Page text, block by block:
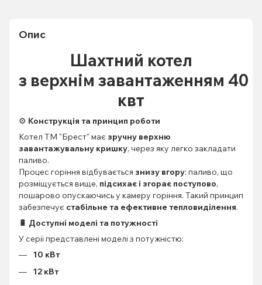
Опис
Шахтний котел
з верхнім завантаженням 40
квт
⚙️ Конструкція та принцип роботи
Котел ТМ "Брест" має зручну верхню
завантажувальну кришку, через яку легко закладати
паливо.
Процес горіння відбувається знизу вгору: паливо, що
розміщується вище, підсихає і згорає поступово,
пошарово опускаючись у камеру горіння. Такий принцип
забезпечує стабільне та ефективне тепловиділення.
🔋 Доступні моделі та потужності
У серії представлені моделі з потужністю:
10 кВт
12 кВт